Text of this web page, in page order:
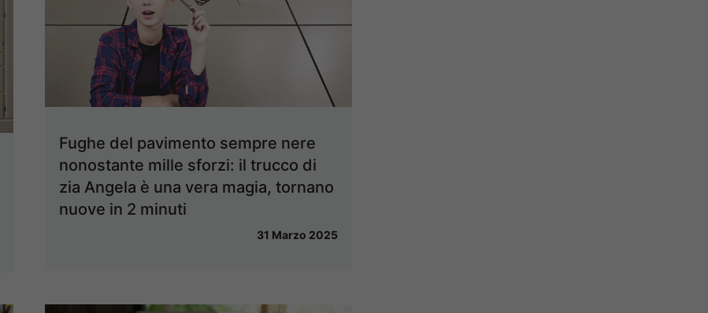
Fughe del pavimento sempre nere
nonostante mille sforzi: il trucco di
zia Angela è una vera magia, tornano
nuove in 2 minuti
31 Marzo 2025